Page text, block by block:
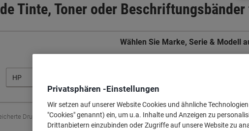
Tinte, Toner oder
Wählen Sie Marke, Serie & Modell
HP
Drucker und / oder zuvor erworbene Patronen anzuzeigen, bitteanmelden
Privatsphären -Einstellungen
Wir setzen auf unserer Website Cookies und ähnliche
"Cookies" genannt) ein, um u.a. Inhalte und Anzeigen zu
Drittanbietern einzubinden oder Zugriffe auf unsere Website zu